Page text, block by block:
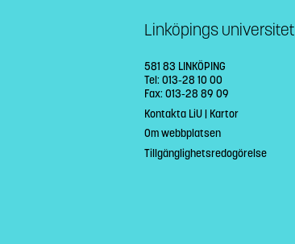
Linköpings universitet
581 83 LINKÖPING
Tel: 013-28 10 00
Fax: 013-28 89 09
Kontakta LiU| Kartor
Om webbplatsen
Tillgänglighetsredogörelse